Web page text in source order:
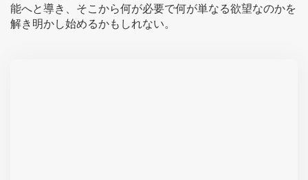
能へと導き、そこから何が必要で何が単なる欲望なのかを
解き明かし始めるかもしれない。